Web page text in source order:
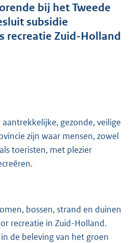
bij het Tweede
subsidie
recreatie Zuid-Holland
gezonde, veilige
zijn waar mensen, zowel
toeristen, met plezier
bossen, strand en duinen
recreatie in Zuid-Holland.
de beleving van het groen